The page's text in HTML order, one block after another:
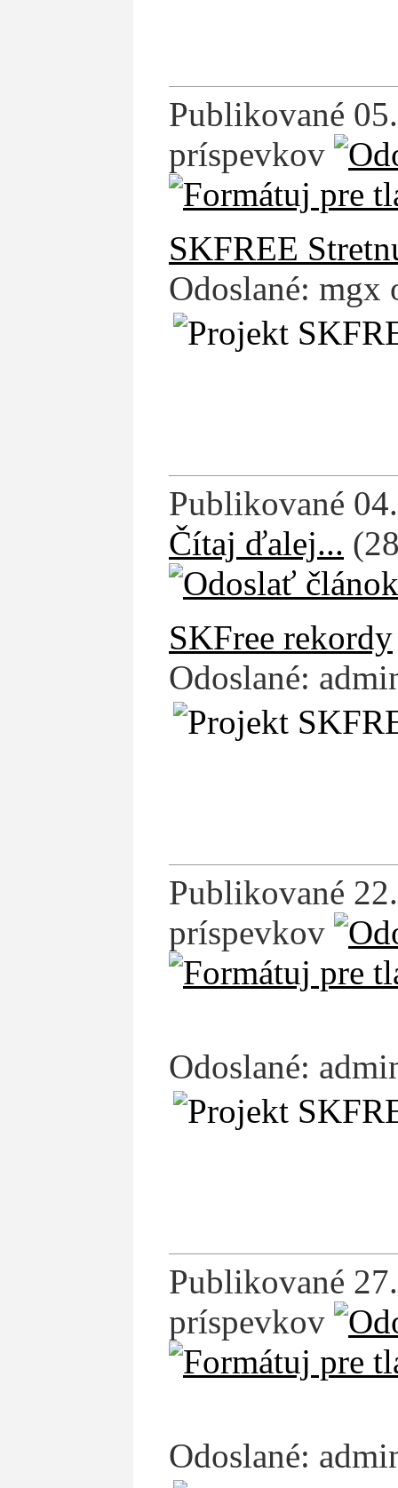
Publikované
príspevkov
SKFREE
Odoslané: mgx
Publikované
Čítaj ďalej...
SKFree rekordy
Odoslané:
Publikované
príspevkov
Odoslané:
Publikované
príspevkov
Odoslané: